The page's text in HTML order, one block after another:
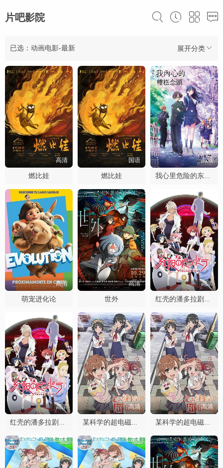
片吧影院
展开分类
已选：动画电影-最新
高清
燃比娃
国语
燃比娃
高清
我心里危险的东西剧场版
高清
萌宠进化论
高清
世外
高清
红壳的潘多拉剧场版
高清
红壳的潘多拉剧场版
高清
某科学的超电磁炮OVA：御坂学姐现在是焦点人物
高清
某科学的超电磁炮OVA：御坂学姐现在是焦点人物